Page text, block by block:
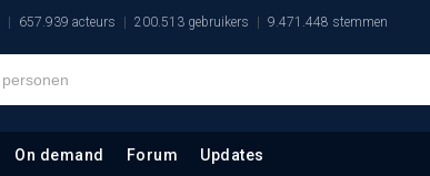
657.939 acteurs 200.513 gebruikers 9.471.448 stemmen
On demand Forum Updates